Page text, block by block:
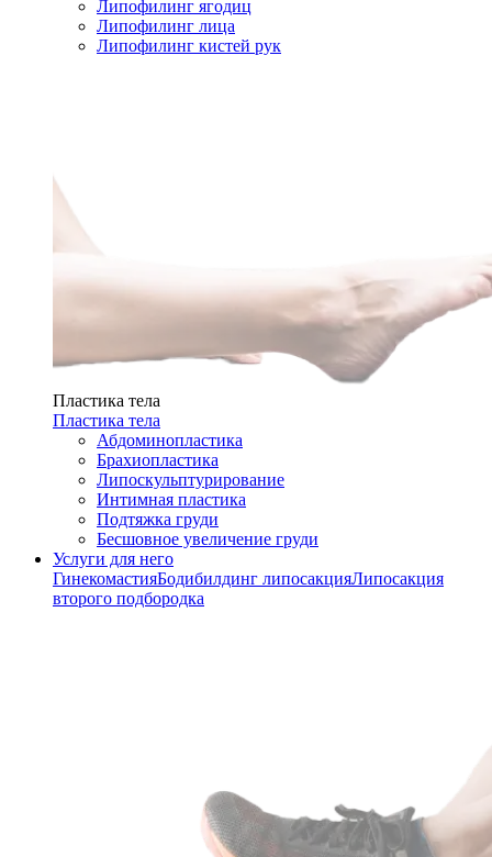
Липофилинг ягодиц
Липофилинг лица
Липофилинг кистей рук
Пластика тела
Пластика тела
Абдоминопластика
Брахиопластика
Липоскульптурирование
Интимная пластика
Подтяжка груди
Бесшовное увеличение груди
Услуги для него
ГинекомастияБодибилдинг липосакцияЛипосакция
второго подбородка